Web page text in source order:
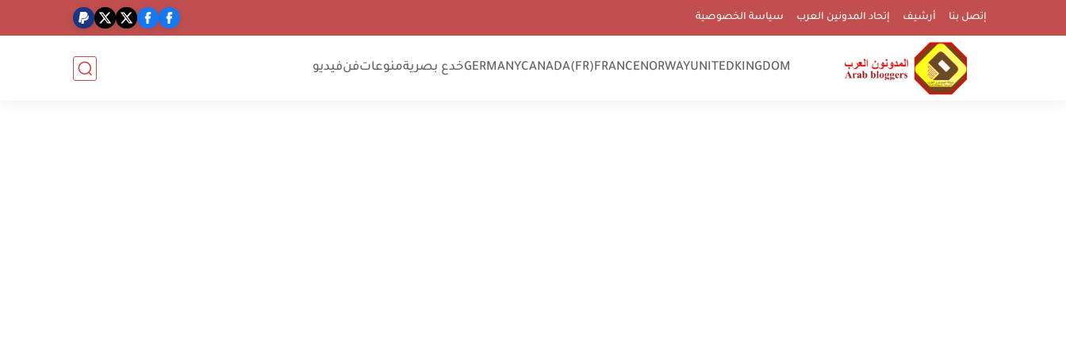
إتصل بنا أرشيف إتحاد المدونين العرب سياسة الخصوصية
UNITEDKINGDOM
NORWAY
FRANCE
CANADA(FR)
GERMANYخدع بصريةمنوعاتفنفيديو